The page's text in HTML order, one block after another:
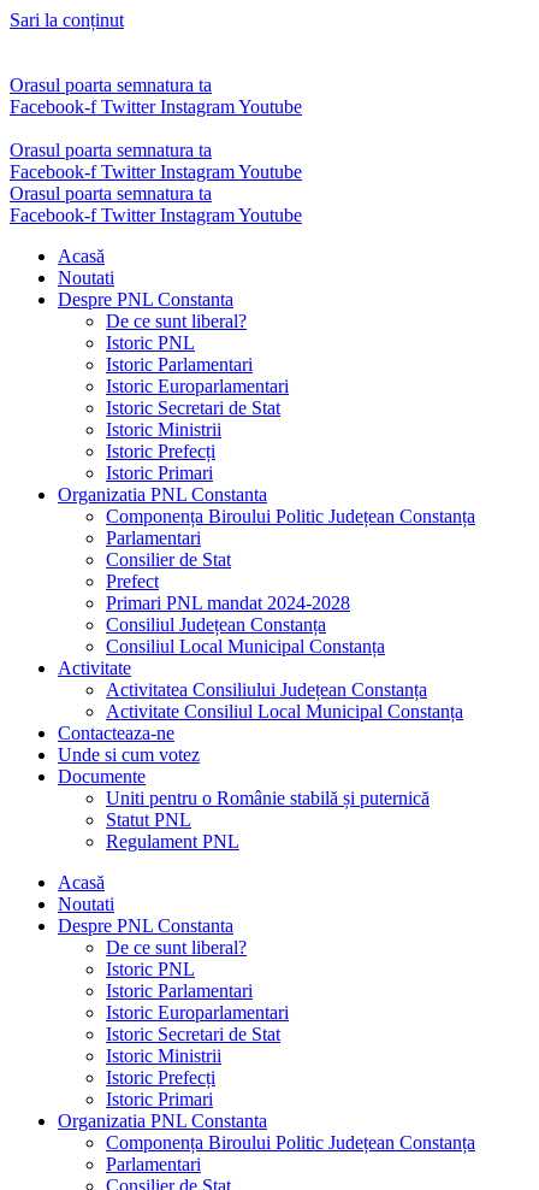
Sari la conținut
Orasul poarta semnatura ta
Facebook-f Twitter InstagramYoutube
Orasul poarta semnatura ta
Facebook-f Twitter InstagramYoutube
Orasul poarta semnatura ta
Facebook-f Twitter InstagramYoutube
Acasă
Noutati
Despre PNL Constanta
De ce sunt liberal?
Istoric PNL
Istoric Parlamentari
Istoric Europarlamentari
Istoric Secretari de Stat
Istoric Ministrii
Istoric Prefecți
Istoric Primari
Organizatia PNL Constanta
Componența Biroului Politic Județean Constanța
Parlamentari
Consilier de Stat
Prefect
Primari PNL mandat 2024-2028
Consiliul Județean Constanța
Consiliul Local Municipal Constanța
Activitate
Activitatea Consiliului Județean Constanța
Activitate Consiliul Local Municipal Constanța
Contacteaza-ne
Unde si cum votez
Documente
Uniti pentru o Românie stabilă și puternică
Statut PNL
Regulament PNL
Acasă
Noutati
Despre PNL Constanta
De ce sunt liberal?
Istoric PNL
Istoric Parlamentari
Istoric Europarlamentari
Istoric Secretari de Stat
Istoric Ministrii
Istoric Prefecți
Istoric Primari
Organizatia PNL Constanta
Componența Biroului Politic Județean Constanța
Parlamentari
Consilier de Stat